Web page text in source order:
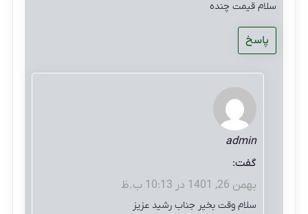
سلام قیمت چنده
پاسخ
admin
گفت:
بهمن 26, 1401 در 10:13 ب.ظ
سلام وقت بخیر جناب رشید عزیز